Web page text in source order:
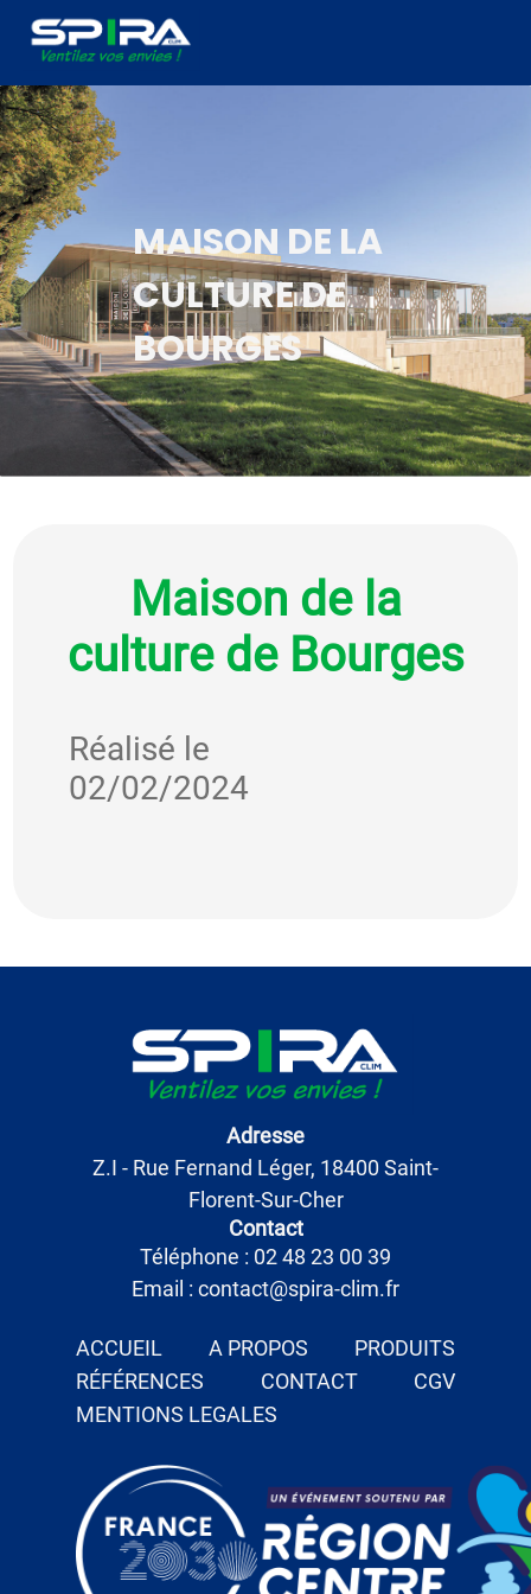
MAISON DE LA
CULTURE DE
BOURGES
Maison de la
culture de Bourges
Réalisé le
02/02/2024
Adresse
Z.I - Rue Fernand Léger, 18400 Saint-
Florent-Sur-Cher
Contact
Téléphone : 02 48 23 00 39
Email : contact@spira-clim.fr
ACCUEIL A PROPOS
PRODUITS
RÉFÉRENCES
CONTACT
CGV
MENTIONS LEGALES